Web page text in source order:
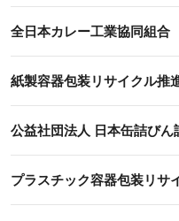
全日本カレー工業協同組合
紙製容器包装リサイクル推
公益社団法人 日本缶詰びん
プラスチック容器包装リサ